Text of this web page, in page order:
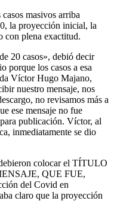
masivos arriba
la proyección inicial, la
con plena exactitud.
20 casos», debió decir
porque los casos a esa
Víctor Hugo Majano,
nuestro mensaje, nos
no revisamos más a
ese mensaje no fue
publicación. Víctor, al
inmediatamente se dio
colocar el TÍTULO
QUE FUE,
del Covid en
claro que la proyección